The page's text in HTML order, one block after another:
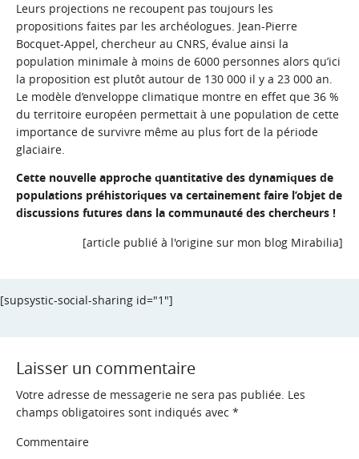
Leurs projections ne recoupent pas toujours les
propositions faites par les archéologues. Jean-Pierre
Bocquet-Appel , chercheur au CNRS, évalue ainsi la
population minimale à moins de 6000 personnes alors qu’ici
la proposition est plutôt autour de 130 000 il y a 23 000 an.
Le modèle d’enveloppe climatique montre en effet que 36 %
du territoire européen permettait à une population de cette
importance de survivre même au plus fort de la période
glaciaire.
Cette nouvelle approche quantitative des dynamiques de
populations préhistoriques va certainement faire l’objet de
discussions futures dans la communauté des chercheurs !
[article publié à l'origine sur mon blog Mirabilia]
[supsystic-social-sharing id="1"]
Laisser un commentaire
Votre adresse de messagerie ne sera pas publiée. Les
champs obligatoires sont indiqués avec *
Commentaire